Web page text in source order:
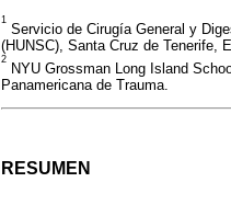
1
Servicio de Cirugía General y
(HUNSC), Santa Cruz de Tenerife,
2
NYU Grossman Long Island
Panamericana de Trauma.
RESUMEN